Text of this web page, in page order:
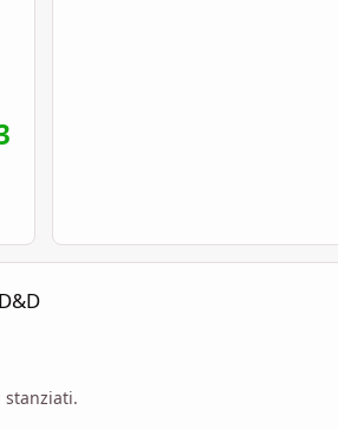
stanziati.